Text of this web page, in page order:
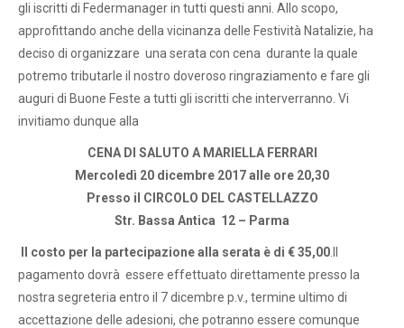
gli iscritti di Federmanager in tutti questi anni. Allo scopo,
approfittando anche della vicinanza delle Festività Natalizie, ha
deciso di organizzare una serata con cena durante la quale
potremo tributarle il nostro doveroso ringraziamento e fare gli
auguri di Buone Feste a tutti gli iscritti che interverranno. Vi
invitiamo dunque alla
CENA DI SALUTO A MARIELLA FERRARI
Mercoledì 20 dicembre 2017 alle ore 20,30
Presso il CIRCOLO DEL CASTELLAZZO
Str. Bassa Antica 12 – Parma
Il costo per la partecipazione alla serata è di € 35,00
pagamento dovrà essere effettuato direttamente presso la
nostra segreteria entro il 7 dicembre p.v., termine ultimo di
accettazione delle adesioni, che potranno essere comunque